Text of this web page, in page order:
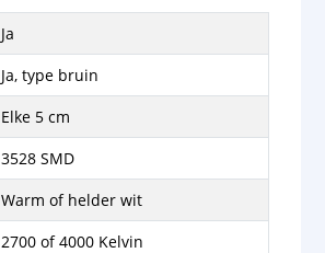
Ja
Ja, type bruin
Elke 5 cm
3528 SMD
Warm of helder wit
2700 of 4000 Kelvin